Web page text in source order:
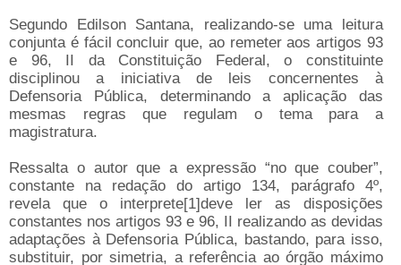
Segundo Edilson Santana, realizando-se uma leitura
conjunta é fácil concluir que, ao remeter aos artigos 93
e 96, II da Constituição Federal, o constituinte
disciplinou a iniciativa de leis concernentes à
Defensoria Pública, determinando a aplicação das
mesmas regras que regulam o tema para a
magistratura.
Ressalta o autor que a expressão “no que couber”,
constante na redação do artigo 134, parágrafo 4º,
revela que o interprete[1]deve ler as disposições
constantes nos artigos 93 e 96, II realizando as devidas
adaptações à Defensoria Pública, bastando, para isso,
substituir, por simetria, a referência ao órgão máximo